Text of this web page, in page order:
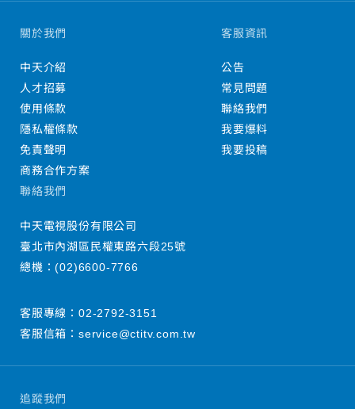
追蹤我們
關於我們
中天介紹
人才招募
使用條款
隱私權條款
免責聲明
商務合作方案
客服資訊
公告
常見問題
聯絡我們
我要爆料
我要投稿
聯絡我們
中天電視股份有限公司
臺北市內湖區民權東路六段25號
總機：(02)6600-7766
客服專線： 02-2792-3151
客服信箱： service@ctitv.com.tw